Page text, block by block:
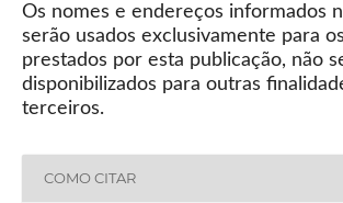
Os nomes e endereços informados
serão usados exclusivamente para
prestados por esta publicação, não
disponibilizados para outras
terceiros.
COMO CITAR